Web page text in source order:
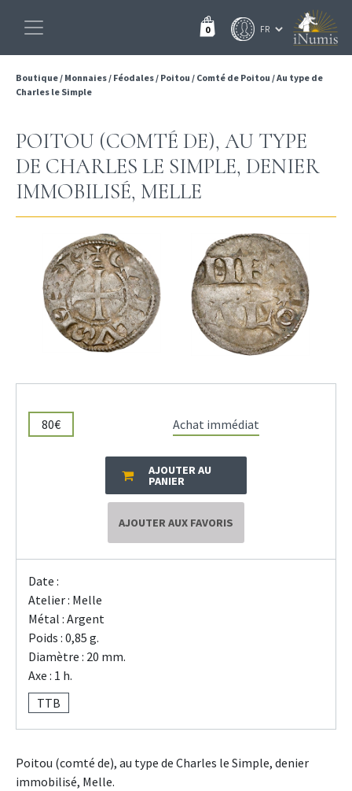
0
Boutique/ Monnaies/ Féodales/ Poitou / Comté de Poitou /Au type de
Charles le Simple
POITOU (COMTÉ DE), AU TYPE
DE CHARLES LE SIMPLE, DENIER
IMMOBILISÉ, MELLE
80€ Achat immédiat
AJOUTER AU
PANIER
AJOUTER AUX FAVORIS
Date :
Atelier : Melle
Métal : Argent
Poids : 0,85 g.
Diamètre : 20 mm.
Axe : 1 h.
TTB
Poitou (comté de), au type de Charles le Simple, denier
immobilisé, Melle.